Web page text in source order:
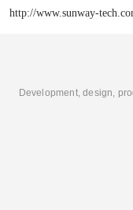
http://www.sunway-
Development, design,